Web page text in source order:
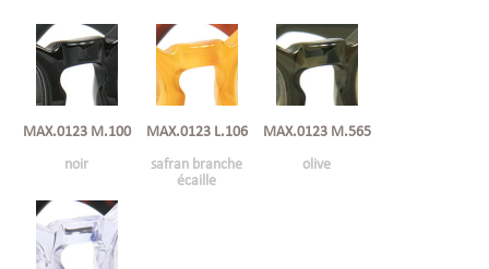
MAX.0123 M.100
noir
MAX.0123 L.106
safran branche
écaille
MAX.0123 M.565
olive